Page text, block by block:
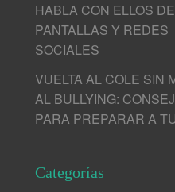
HABLA CON ELLOS DE
PANTALLAS Y REDES
SOCIALES
VUELTA AL COLE SIN
AL BULLYING:
PARA PREPARAR A
Categorías